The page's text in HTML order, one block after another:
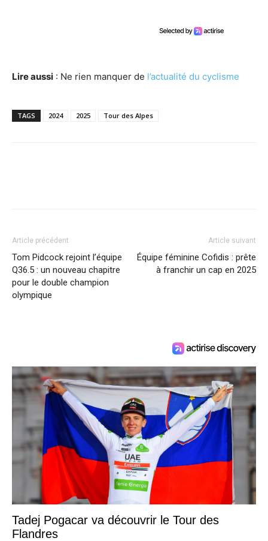
Lire aussi : Ne rien manquer de l’actualité du cyclisme
TAGS 2024 2025 Tour des Alpes
Article précédent
Tom Pidcock rejoint l’équipe
Q36.5 : un nouveau chapitre
pour le double champion
olympique
Article suivant
Équipe féminine Cofidis : prête
à franchir un cap en 2025
Tadej Pogacar va découvrir le Tour des
Flandres